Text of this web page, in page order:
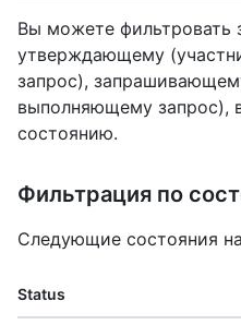
Вы можете фильтровать
утверждающему
запрос),
выполняющему запрос),
состоянию.
Фильтрация по
Следующие состояния
Status